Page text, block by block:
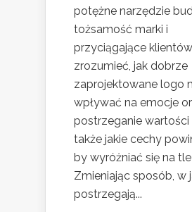
potężne narzędzie
tożsamość marki i
przyciągające
zrozumieć, jak dobrze
zaprojektowane logo
wpływać na emocje
postrzeganie wartości
także jakie cechy
by wyróżniać się na
Zmieniając sposób, w
postrzegają...